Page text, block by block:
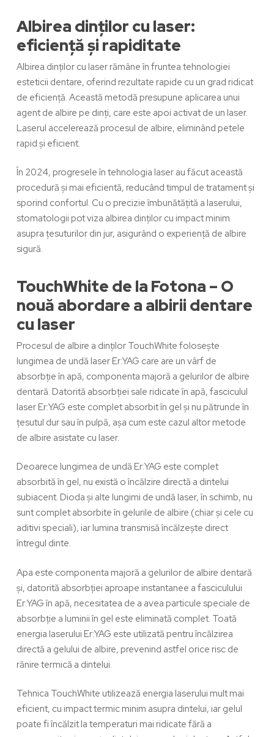
Albirea dinților cu laser:
eficiență și rapiditate
Albirea dinților cu laser rămâne în fruntea tehnologiei
esteticii dentare, oferind rezultate rapide cu un grad ridicat
de eficiență. Această metodă presupune aplicarea unui
agent de albire pe dinți, care este apoi activat de un laser.
Laserul accelerează procesul de albire, eliminând petele
rapid și eficient.
În 2024, progresele în tehnologia laser au făcut această
procedură și mai eficientă, reducând timpul de tratament și
sporind confortul. Cu o precizie îmbunătățită a laserului,
stomatologii pot viza albirea dințilorcu impact minim
asupra țesuturilor din jur, asigurând o experiență de albire
sigură.
TouchWhite de la Fotona – O
nouă abordare a albirii dentare
cu laser
Procesul de albire a dinților TouchWhite folosește
lungimea de undă laser Er:YAG care are un vârf de
absorbție în apă, componenta majoră a gelurilor de albire
dentară. Datorită absorbției sale ridicate în apă, fasciculul
laser Er:YAG este complet absorbit în gel și nu pătrunde în
țesutul dur sau în pulpă, așa cum este cazul altor metode
de albire asistate cu laser.
Deoarece lungimea de undă Er:YAG este complet
absorbită în gel, nu există o încălzire directă a dintelui
subiacent. Dioda și alte lungimi de undă laser, în schimb, nu
sunt complet absorbite în gelurile de albire (chiar și cele cu
aditivi speciali), iar lumina transmisă încălzește direct
întregul dinte.
Apa este componenta majoră a gelurilor de albire dentară
și, datorită absorbției aproape instantanee a fasciculului
Er:YAG în apă, necesitatea de a avea particule speciale de
absorbție a luminii în gel este eliminată complet. Toată
energia laserului Er:YAG este utilizată pentru încălzirea
directă a gelului de albire, prevenind astfel orice risc de
rănire termică a dintelui.
Tehnica TouchWhite utilizează energia laserului mult mai
eficient, cu impact termic minim asupra dintelui, iar gelul
poate fi încălzit la temperaturi mai ridicate fără a